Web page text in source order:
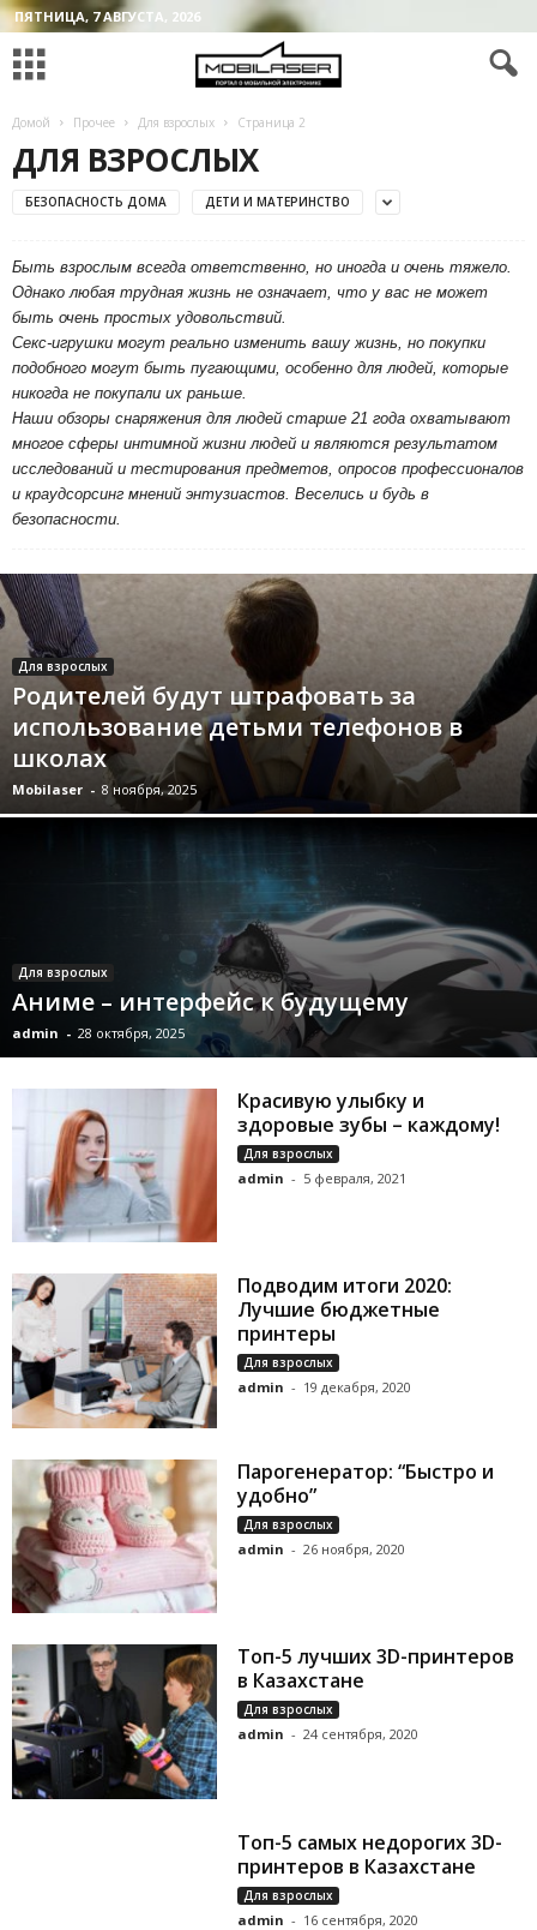
ПЯТНИЦА, 7 АВГУСТА, 2026
Домой Прочее Для взрослых Страница 2
ДЛЯ ВЗРОСЛЫХ
БЕЗОПАСНОСТЬ ДОМА ДЕТИ И МАТЕРИНСТВО
Быть взрослым всегда ответственно, но иногда и очень тяжело.
Однако любая трудная жизнь не означает, что у вас не может
быть очень простых удовольствий.
Секс-игрушки могут реально изменить вашу жизнь, но покупки
подобного могут быть пугающими, особенно для людей, которые
никогда не покупали их раньше.
Наши обзоры снаряжения для людей старше 21 года охватывают
многое сферы интимной жизни людей и являются результатом
исследований и тестирования предметов, опросов профессионалов
и краудсорсинг мнений энтузиастов. Веселись и будь в
безопасности.
Для взрослых
Родителей будут штрафовать за
использование детьми телефонов в
школах
Mobilaser - 8 ноября, 2025
Для взрослых
Аниме – интерфейс к будущему
admin - 28 октября, 2025
Красивую улыбку и
здоровые зубы – каждому!
Для взрослых
admin - 5 февраля, 2021
Подводим итоги 2020:
Лучшие бюджетные
принтеры
Для взрослых
admin - 19 декабря, 2020
Парогенератор: “Быстро и
удобно”
Для взрослых
admin - 26 ноября, 2020
Топ-5 лучших 3D-принтеров
в Казахстане
Для взрослых
admin - 24 сентября, 2020
Топ-5 самых недорогих 3D-
принтеров в Казахстане
Для взрослых
admin - 16 сентября, 2020